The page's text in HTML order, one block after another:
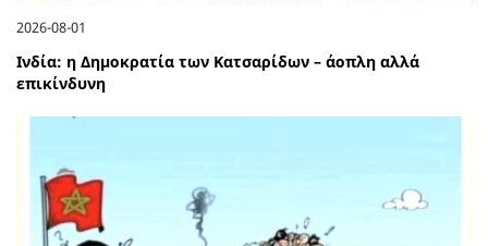
2026-08-01
Ινδία: η Δημοκρατία των Κατσαρίδων – άοπλη αλλά
επικίνδυνη